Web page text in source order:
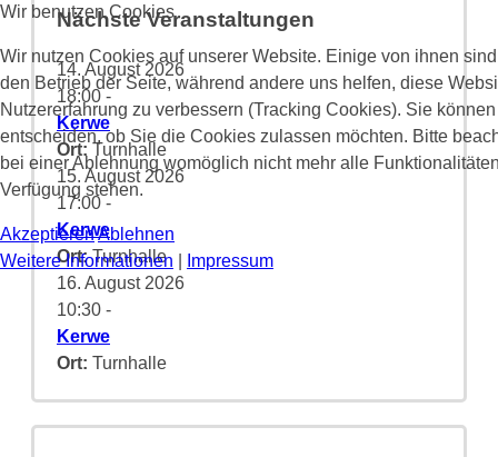
Nächste Veranstaltungen
14. August 2026
18:00 -
Kerwe
Ort: Turnhalle
15. August 2026
17:00 -
Kerwe
Ort:Turnhalle
16. August 2026
10:30 -
Kerwe
Ort: Turnhalle
Wir benutzen Cookies
Wir nutzen Cookies auf unserer Website. Einige von ihnen
den Betrieb der Seite, während andere uns helfen, diese
Nutzererfahrung zu verbessern (Tracking Cookies). Sie
entscheiden, ob Sie die Cookies zulassen möchten. Bitte
bei einer Ablehnung womöglich nicht mehr alle
Verfügung stehen.
AkzeptierenAblehnen
Weitere Informationen
Impressum